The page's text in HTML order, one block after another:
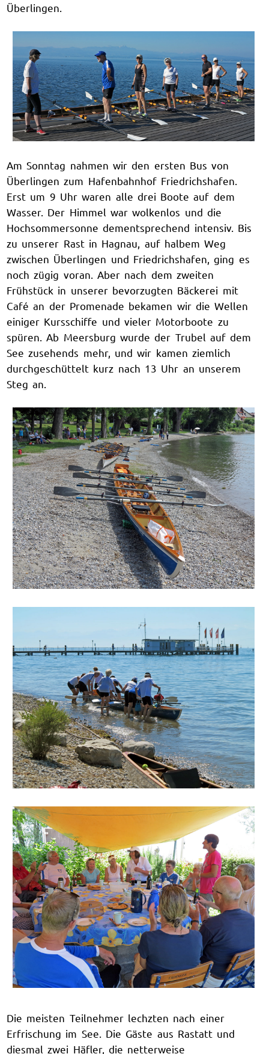
Überlingen.
Am Sonntag nahmen wir den ersten Bus von
Überlingen zum Hafenbahnhof Friedrichshafen.
Erst um 9 Uhr waren alle drei Boote auf dem
Wasser. Der Himmel war wolkenlos und die
Hochsommersonne dementsprechend intensiv. Bis
zu unserer Rast in Hagnau, auf halbem Weg
zwischen Überlingen und Friedrichshafen, ging es
noch zügig voran. Aber nach dem zweiten
Frühstück in unserer bevorzugten Bäckerei mit
Café an der Promenade bekamen wir die Wellen
einiger Kursschiffe und vieler Motorboote zu
spüren. Ab Meersburg wurde der Trubel auf dem
See zusehends mehr, und wir kamen ziemlich
durchgeschüttelt kurz nach 13 Uhr an unserem
Steg an.
Die meisten Teilnehmer lechzten nach einer
Erfrischung im See. Die Gäste aus Rastatt und
diesmal zwei Häfler, die netterweise